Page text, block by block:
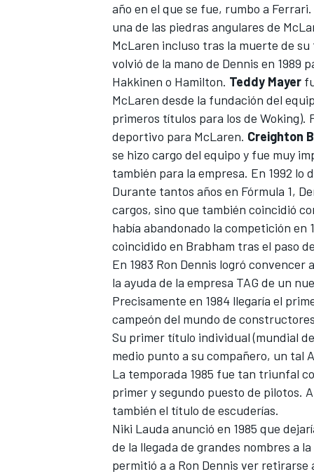
año en el que se fue, rumbo a Ferrari.
una de las piedras angulares de
McLaren incluso tras la muerte de
volvió de la mano de Dennis en
Hakkinen o Hamilton. Teddy Mayer
McLaren desde la fundación del
primeros títulos para los de
deportivo para McLaren. Creighton
se hizo cargo del equipo y fue muy
también para la empresa. En 1992 lo
Durante tantos años en Fórmula 1,
cargos, sino que también coincidió
había abandonado la competición en
coincidido en Brabham tras el paso
En 1983 Ron Dennis logró
la ayuda de la empresa TAG de un
Precisamente en 1984 llegaría el
campeón del mundo de
Su primer título individual (mundial
medio punto a su compañero, un tal
La temporada 1985 fue tan triunfal
primer y segundo puesto de pilotos.
también el título de escuderías.
Niki Lauda anunció en 1985 que
de la llegada de grandes nombres a
permitió a a Ron Dennis ver retirarse